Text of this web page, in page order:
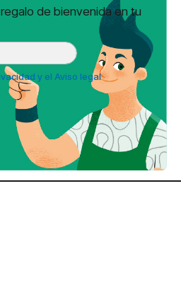
de bienvenida en tu
y el Aviso legal